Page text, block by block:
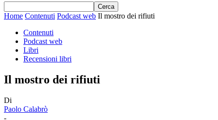
Home Contenuti Podcast web Il mostro dei rifiuti
Contenuti
Podcast web
Libri
Recensioni libri
Il mostro dei rifiuti
Di
Paolo Calabrò
-